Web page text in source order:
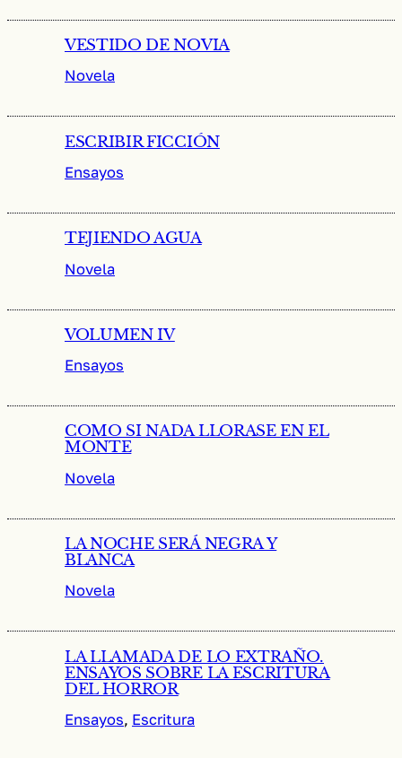
VESTIDO DE NOVIA
Novela
ESCRIBIR FICCIÓN
Ensayos
TEJIENDO AGUA
Novela
VOLUMEN IV
Ensayos
COMO SI NADA LLORASE EN EL
MONTE
Novela
LA NOCHE SERÁ NEGRA Y
BLANCA
Novela
LA LLAMADA DE LO EXTRAÑO.
ENSAYOS SOBRE LA ESCRITURA
DEL HORROR
Ensayos, Escritura